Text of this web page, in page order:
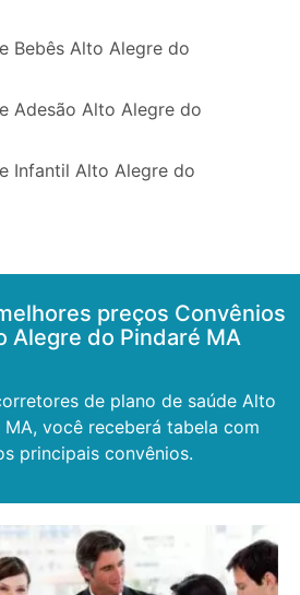
Bebês Alto Alegre do
Adesão Alto Alegre do
Infantil Alto Alegre do
preços Convênios
Alegre do Pindaré MA
de plano de saúde Alto
você receberá tabela com
principais convênios.